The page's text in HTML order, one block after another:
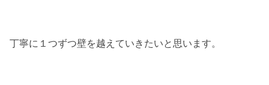
丁寧に１つずつ壁を越えていきたいと思います。